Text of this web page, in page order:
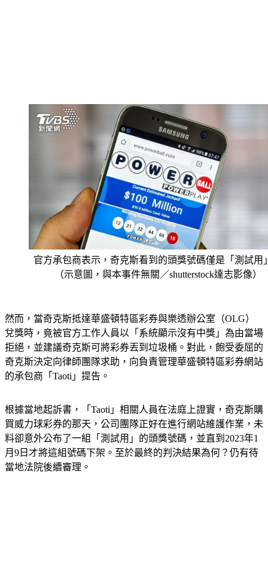
官方承包商表示，奇克斯看到的頭獎號碼僅是「測試用
（示意圖，與本事件無關／shutterstock達志影像）
然而，當奇克斯抵達華盛頓特區彩券與樂透辦公室（OLG）
兌獎時，竟被官方工作人員以「系統顯示沒有中獎」為由當場
拒絕，並建議奇克斯可將彩券丟到垃圾桶。對此，飽受委屈的
奇克斯決定向律師團隊求助，向負責管理華盛頓特區彩券網站
的承包商「Taoti」提告。
根據當地起訴書，「Taoti」相關人員在法庭上證實，奇克斯購
買威力球彩券的那天，公司團隊正好在進行網站維護作業，未
料卻意外公布了一組「測試用」的頭獎號碼，並直到2023年1
月9日才將這組號碼下架。至於最終的判決結果為何？仍有待
當地法院後續審理。